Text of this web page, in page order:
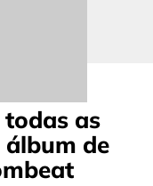
todas as
de